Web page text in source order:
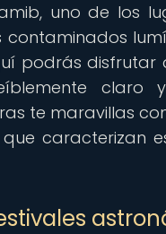
uno de los
contaminados
podrás disfrutar
claro
te maravillas
caracterizan